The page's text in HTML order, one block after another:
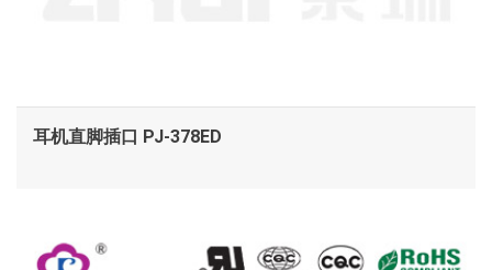
耳机直脚插口 PJ-378ED
查看